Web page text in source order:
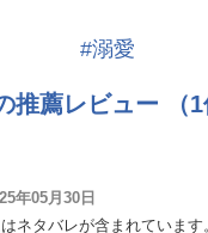
#溺愛
推薦レビュー （1
05月30日
ネタバレが含まれています